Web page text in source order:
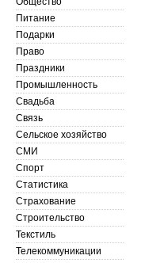
Питание
Подарки
Право
Праздники
Промышленность
Свадьба
Связь
Сельское хозяйство
СМИ
Спорт
Статистика
Страхование
Строительство
Текстиль
Телекоммуникации